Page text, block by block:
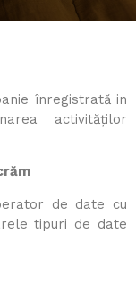
înregistrată in
activităților
de date cu
tipuri de date